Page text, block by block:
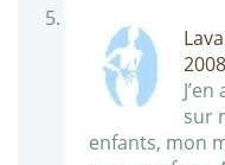
sur
enfants, mon